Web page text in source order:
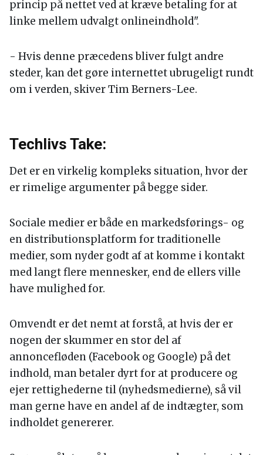
princip på nettet ved at kræve betaling for at
linke mellem udvalgt onlineindhold".
- Hvis denne præcedens bliver fulgt andre
steder, kan det gøre internettet ubrugeligt rundt
om i verden, skiver Tim Berners-Lee.
Techlivs Take:
Det er en virkelig kompleks situation, hvor der
er rimelige argumenter på begge sider.
Sociale medier er både en markedsførings- og
en distributionsplatform for traditionelle
medier, som nyder godt af at komme i kontakt
med langt flere mennesker, end de ellers ville
have mulighed for.
Omvendt er det nemt at forstå, at hvis der er
nogen der skummer en stor del af
annoncefløden (Facebook og Google) på det
indhold, man betaler dyrt for at producere og
ejer rettighederne til (nyhedsmedierne), så vil
man gerne have en andel af de indtægter, som
indholdet genererer.